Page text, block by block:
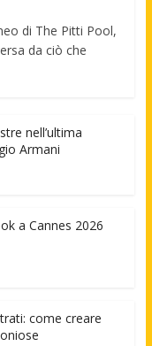
di The Pitti Pool,
da ciò che
nell’ultima
Armani
a Cannes 2026
come creare